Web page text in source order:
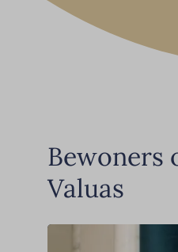
Bewoners
Valuas